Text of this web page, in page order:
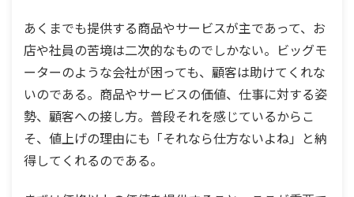
あくまでも提供する商品やサービスが主であって、お
店や社員の苦境は二次的なものでしかない。ビッグモ
ーターのような会社が困っても、顧客は助けてくれな
いのである。商品やサービスの価値、仕事に対する姿
勢、顧客への接し方。普段それを感じているからこ
そ、値上げの理由にも「それなら仕方ないよね」と納
得してくれるのである。